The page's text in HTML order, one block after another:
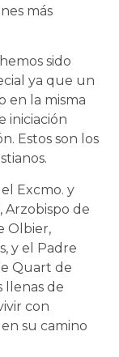
más
sido
ya que un
en la misma
iniciación
Estos son los
Excmo. y
Arzobispo de
Olbier,
y el Padre
Quart de
llenas de
con
su camino